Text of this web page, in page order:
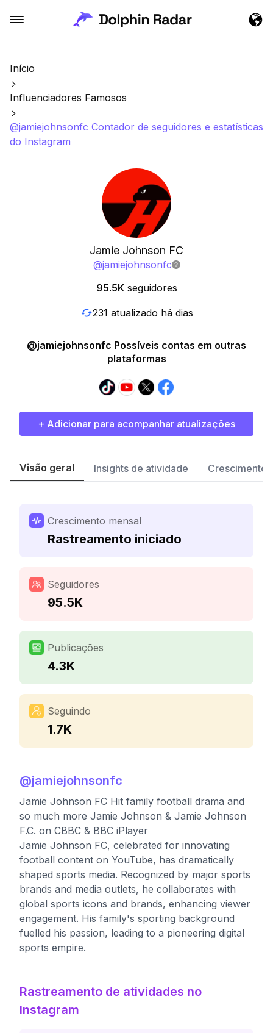
Início
Influenciadores Famosos
@jamiejohnsonfc Contador de seguidores e estatísticas
do Instagram
Jamie Johnson FC
@jamiejohnsonfc
95.5K seguidores
231 atualizado há dias
@jamiejohnsonfc Possíveis contas em outras
plataformas
+ Adicionar para acompanhar atualizações
Visão geral Insights de atividade Crescimento
Crescimento mensal
Rastreamento iniciado
Seguidores
95.5K
Publicações
4.3K
Seguindo
1.7K
@jamiejohnsonfc
Jamie Johnson FC Hit family football drama and
so much more Jamie Johnson & Jamie Johnson
F.C. on CBBC & BBC iPlayer
Jamie Johnson FC, celebrated for innovating
football content on YouTube, has dramatically
shaped sports media. Recognized by major sports
brands and media outlets, he collaborates with
global sports icons and brands, enhancing viewer
engagement. His family's sporting background
fuelled his passion, leading to a pioneering digital
sports empire.
Rastreamento de atividades no
Instagram